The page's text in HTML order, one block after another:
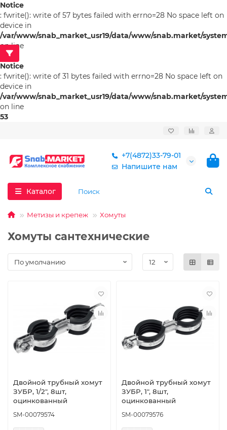
Notice
: fwrite(): write of 57 bytes failed with errno=28 No space left on
device in
/var/www/snab_market_usr19/data/www/snab.market/
on line
53
Notice
: fwrite(): write of 31 bytes failed with errno=28 No space left on
device in
/var/www/snab_market_usr19/data/www/snab.market/
on line
53
+7(4872)33-79-01
Напишите нам
Каталог
Метизы и крепеж Хомуты
Хомуты сантехнические
Двойной трубный хомут
ЗУБР, 1/2″, 8шт,
оцинкованный
SM-00079574
Двойной трубный хомут
ЗУБР, 1″, 8шт,
оцинкованный
SM-00079576